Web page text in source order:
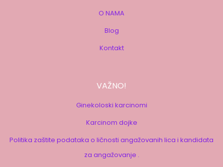
O NAMA
Blog
Kontakt
VAŽNO!
Ginekoloski karcinomi
Karcinom dojke
Politika zaštite podataka o ličnosti angažovanih lica i kandidata
za angažovanje .